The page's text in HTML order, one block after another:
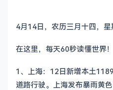
4月14日，农历三月十四，星
在这里，每天60秒读懂世界！
1、上海：12日新增本土
道路行驶。上海发布暴雨黄